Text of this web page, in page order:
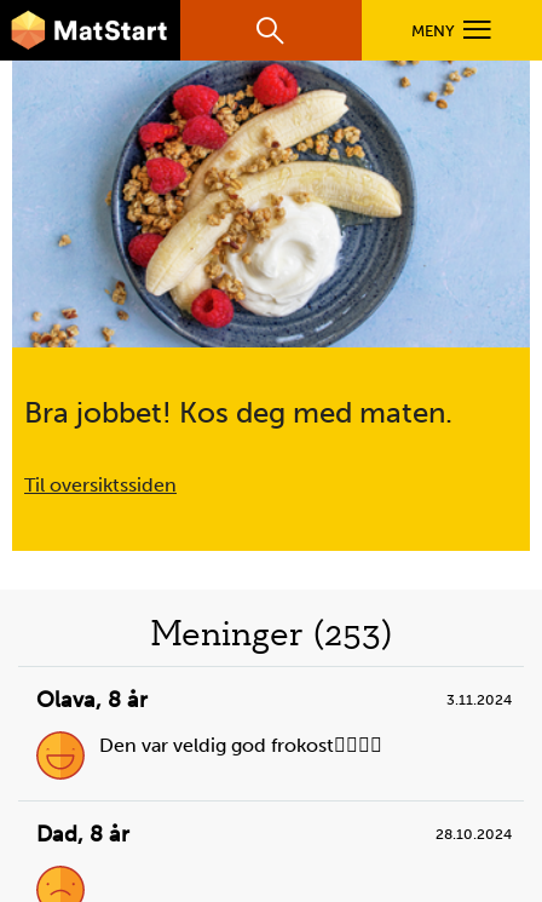
Hopp til hovedinnhold
hovednavigasjonsmobilversjon
MatStart
Søk MENY
OPPSKRIFTER
FILM
FØR DU STARTER
LÆR MER
TIL DE VOKSNE
Frokostbanan
oppsummering
Bra jobbet! Kos deg med maten.
Til oversiktssiden
Meninger (253)
Olava, 8 år 3.11.2024
Den var veldig god frokost👍🏻😜🧡
Dad, 8 år 28.10.2024